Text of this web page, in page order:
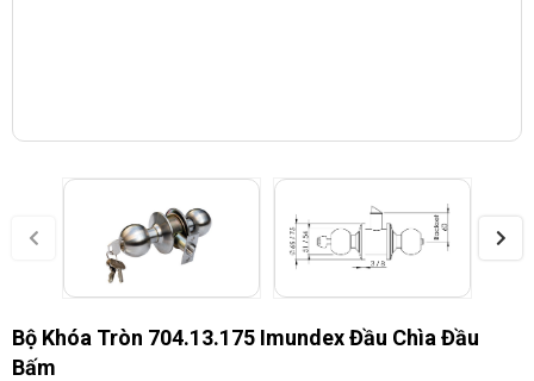
Bộ Khóa Tròn 704.13.175 Imundex Đầu Chìa Đầu
Bấm